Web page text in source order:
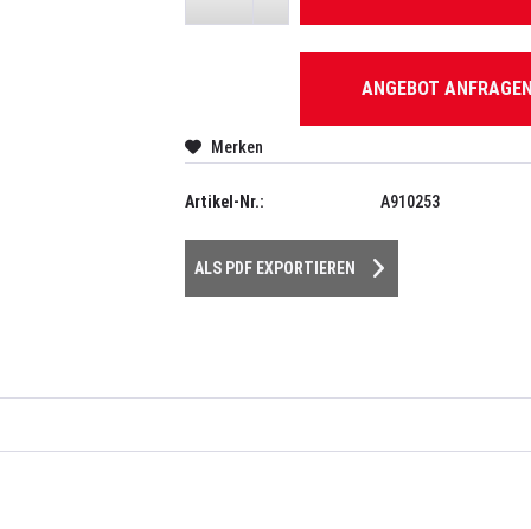
ANGEBOT ANFRAGEN
Merken
Artikel-Nr.: A910253
ALS PDF EXPORTIEREN